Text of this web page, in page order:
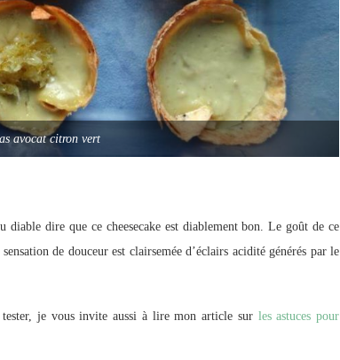
avocat citron vert
dire que ce cheesecake est diablement bon. Le goût de ce
de douceur est clairsemée d’éclairs acidité générés par le
je vous invite aussi à lire mon article sur les astuces pour